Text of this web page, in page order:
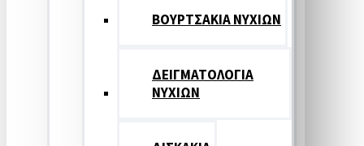
ΒΟΥΡΤΣΑΚΙΑ ΝΥΧΙΩΝ
ΔΕΙΓΜΑΤΟΛΟΓΙΑ
ΝΥΧΙΩΝ